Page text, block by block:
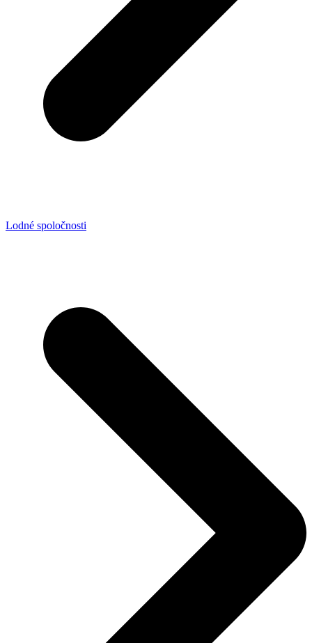
Lodné spoločnosti